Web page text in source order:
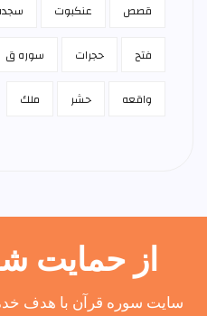
قصص عنكبوت
فتح حجرات سوره ق
واقعه حشر ملك
از حمایت
سایت سوره قرآن با هدف